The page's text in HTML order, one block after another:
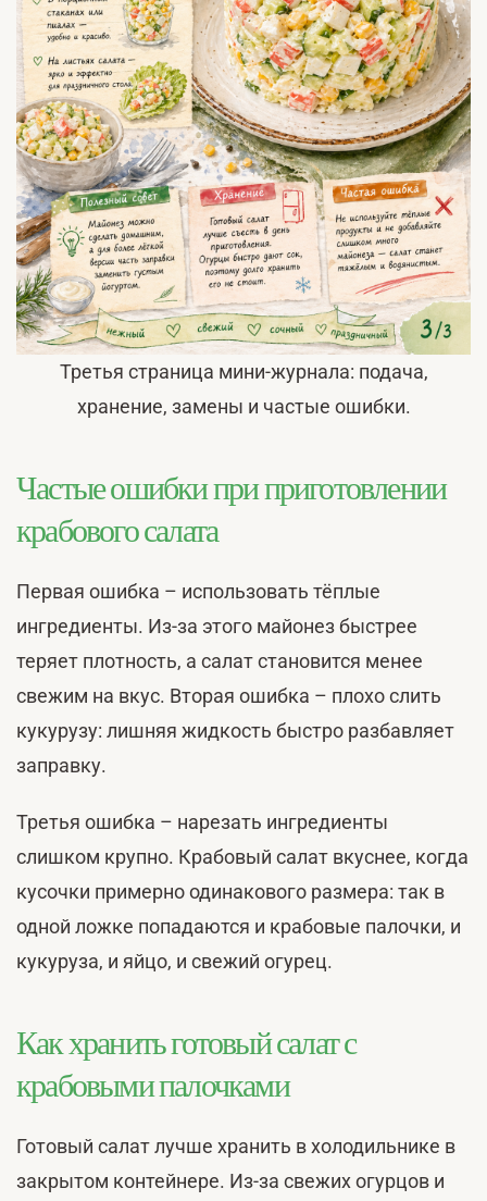
Третья страница мини-журнала: подача,
хранение, замены и частые ошибки.
Частые ошибки при приготовлении
крабового салата
Первая ошибка – использовать тёплые
ингредиенты. Из-за этого майонез быстрее
теряет плотность, а салат становится менее
свежим на вкус. Вторая ошибка – плохо слить
кукурузу: лишняя жидкость быстро разбавляет
заправку.
Третья ошибка – нарезать ингредиенты
слишком крупно. Крабовый салат вкуснее, когда
кусочки примерно одинакового размера: так в
одной ложке попадаются и крабовые палочки, и
кукуруза, и яйцо, и свежий огурец.
Как хранить готовый салат с
крабовыми палочками
Готовый салат лучше хранить в холодильнике в
закрытом контейнере. Из-за свежих огурцов и